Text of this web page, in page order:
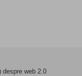
despre web 2.0